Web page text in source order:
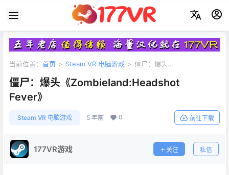
当前位置： 首页 > Steam VR 电脑游戏 > 僵尸：爆头
僵尸：爆头《Zombieland:Headshot
Fever》
Steam VR 电脑游戏 5 年前 0 前往下载
177VR游戏 关注 私信